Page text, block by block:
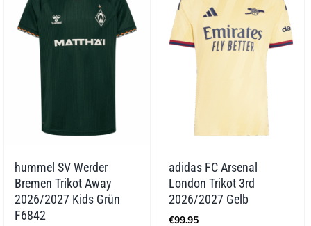
hummel SV Werder
Bremen Trikot Away
2026/2027 Kids Grün
F6842
adidas FC Arsenal
London Trikot 3rd
2026/2027 Gelb
€99.95